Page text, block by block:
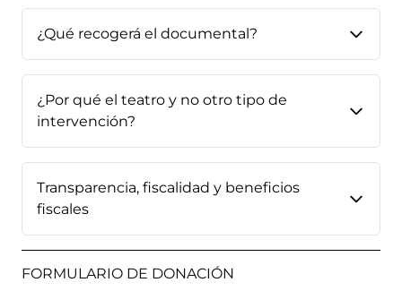
¿Qué recogerá el documental?
¿Por qué el teatro y no otro tipo de
intervención?
Transparencia, fiscalidad y beneficios
fiscales
FORMULARIO DE DONACIÓN